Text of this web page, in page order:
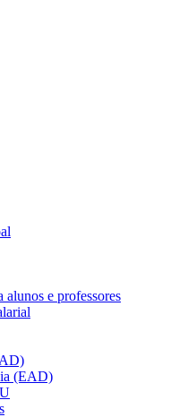
alunos e professores
(EAD)